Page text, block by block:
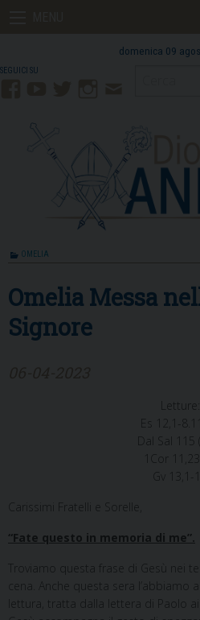
domenica 09
Mail
OMELIA
Omelia Messa
Signore
Letture:
Es 12,1-
Dal Sal 115
1Cor
Gv 13,1-
Carissimi Fratelli e Sorelle,
“Fate questo in memoria di me”.
Troviamo questa frase di Gesù nei
cena. Anche questa sera
lettura, tratta dalla lettera di Paolo